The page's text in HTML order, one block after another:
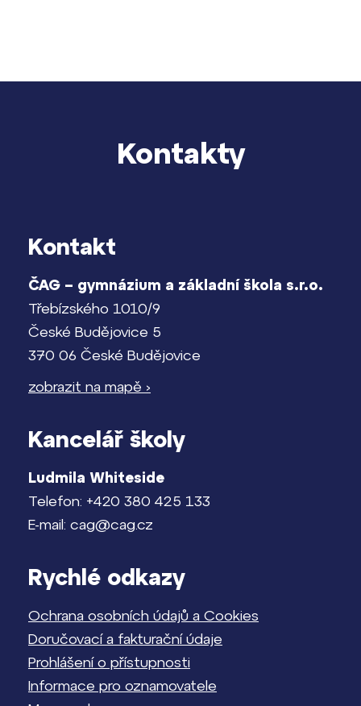
Kontakty
Kontakt
ČAG – gymnázium a základní škola s.r.o.
Třebízského 1010/9
České Budějovice 5
370 06 České Budějovice
zobrazit na mapě ›
Kancelář školy
Ludmila Whiteside
Telefon: +420 380 425 133
E-mail: cag@cag.cz
Rychlé odkazy
Ochrana osobních údajů a Cookies
Doručovací a fakturační údaje
Prohlášení o přístupnosti
Informace pro oznamovatele